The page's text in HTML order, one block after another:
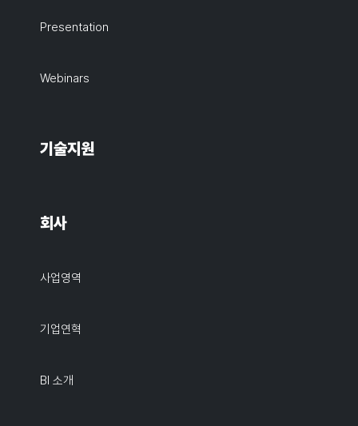
Presentation
Webinars
기술지원
회사
사업영역
기업연혁
BI 소개